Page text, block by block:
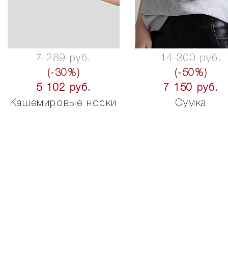
7 289 руб.
(-30%)
5 102 руб.
Кашемировые носки
14 300 руб.
(-50%)
7 150 руб.
Сумка